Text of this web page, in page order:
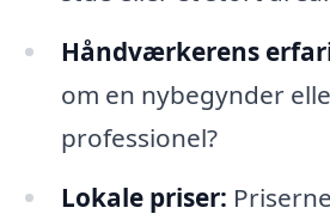
Håndværkerens
om en nybegynder
professionel?
Lokale priser: